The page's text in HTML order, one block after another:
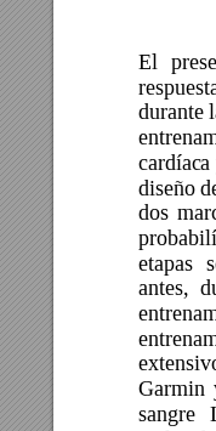
El
durante
cardíaca
diseño
dos
etapas
antes,
Garmin
sangre